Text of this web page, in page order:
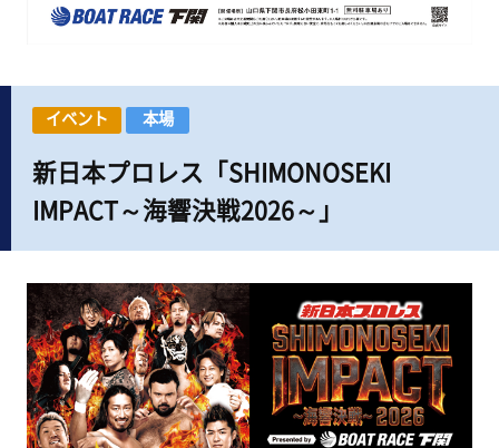
イベント 本場
新日本プロレス「SHIMONOSEKI
IMPACT～海響決戦2026～」